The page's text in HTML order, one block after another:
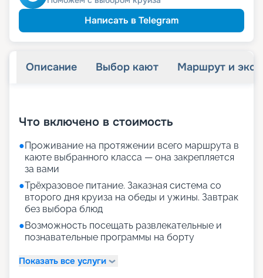
Написать в Telegram
Описание Выбор кают Маршрут и
Что включено в стоимость
●Проживание на протяжении всего маршрута в
каюте выбранного класса — она закрепляется
за вами
●Трёхразовое питание. Заказная система со
второго дня круиза на обеды и ужины. Завтрак
без выбора блюд
●Возможность посещать развлекательные и
познавательные программы на борту
Показать все услуги